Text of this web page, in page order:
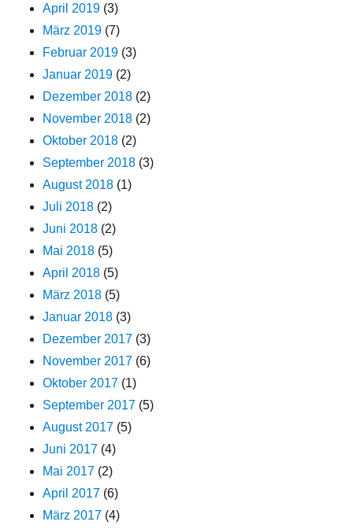
April 2019 (3)
März 2019 (7)
Februar 2019 (3)
Januar 2019 (2)
Dezember 2018 (2)
November 2018 (2)
Oktober 2018 (2)
September 2018 (3)
August 2018 (1)
Juli 2018 (2)
Juni 2018 (2)
Mai 2018 (5)
April 2018 (5)
März 2018 (5)
Januar 2018 (3)
Dezember 2017 (3)
November 2017 (6)
Oktober 2017 (1)
September 2017 (5)
August 2017 (5)
Juni 2017 (4)
Mai 2017 (2)
April 2017 (6)
März 2017 (4)